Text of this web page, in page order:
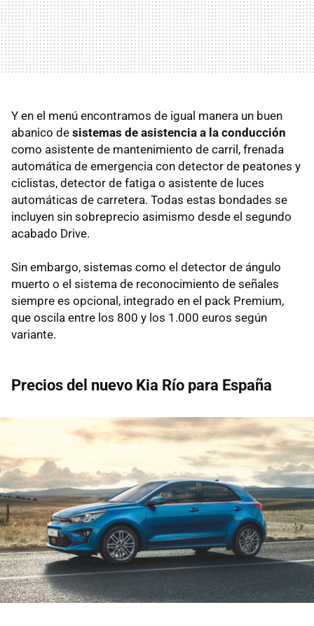
Y en el menú encontramos de igual manera un buen
abanico de sistemas de asistencia a la conducción
como asistente de mantenimiento de carril, frenada
automática de emergencia con detector de peatones y
ciclistas, detector de fatiga o asistente de luces
automáticas de carretera. Todas estas bondades se
incluyen sin sobreprecio asimismo desde el segundo
acabado Drive.
Sin embargo, sistemas como el detector de ángulo
muerto o el sistema de reconocimiento de señales
siempre es opcional, integrado en el pack Premium,
que oscila entre los 800 y los 1.000 euros según
variante.
Precios del nuevo Kia Río para España